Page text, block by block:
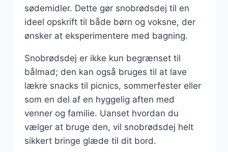
sødemidler. Dette gør snobrødsdej til en
ideel opskrift til både børn og voksne, der
ønsker at eksperimentere med bagning.
Snobrødsdej er ikke kun begrænset til
bålmad; den kan også bruges til at lave
lækre snacks til picnics, sommerfester eller
som en del af en hyggelig aften med
venner og familie. Uanset hvordan du
vælger at bruge den, vil snobrødsdej helt
sikkert bringe glæde til dit bord.